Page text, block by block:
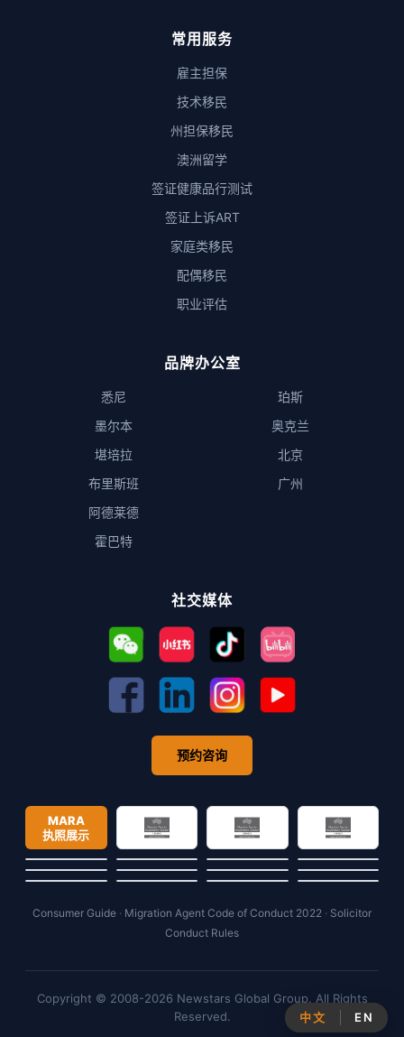
常用服务
雇主担保
技术移民
州担保移民
澳洲留学
签证健康品行测试
签证上诉ART
家庭类移民
配偶移民
职业评估
品牌办公室
悉尼
墨尔本
堪培拉
布里斯班
阿德莱德
霍巴特
珀斯
奥克兰
北京
广州
社交媒体
预约咨询
MARA
执照展示
Consumer Guide · Migration Agent Code of Conduct 2022 · Solicitor
Conduct Rules
Copyright © 2008-2026 Newstars Global Group. All Rights
Reserved.
中文 EN